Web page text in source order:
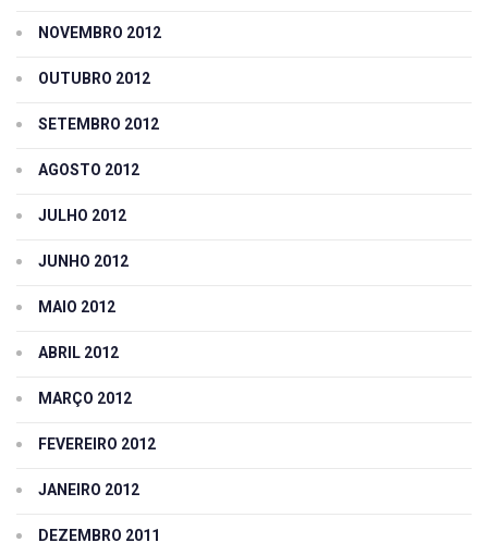
NOVEMBRO 2012
OUTUBRO 2012
SETEMBRO 2012
AGOSTO 2012
JULHO 2012
JUNHO 2012
MAIO 2012
ABRIL 2012
MARÇO 2012
FEVEREIRO 2012
JANEIRO 2012
DEZEMBRO 2011